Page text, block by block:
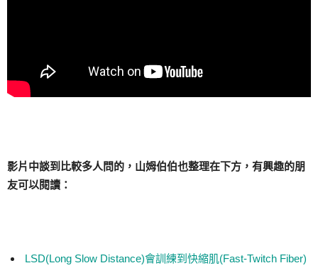
影片中談到比較多人問的，山姆伯伯也整理在下方，有興趣的朋
友可以閱讀：
LSD(Long Slow Distance)會訓練到快縮肌(Fast-Twitch Fiber)